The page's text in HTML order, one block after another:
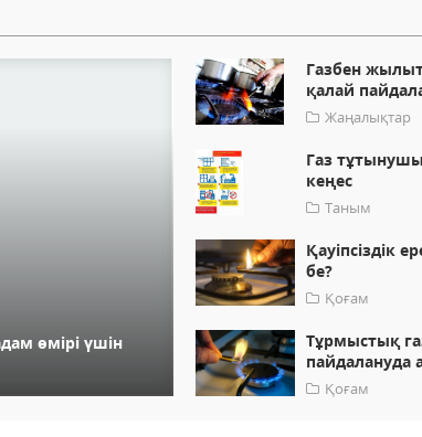
өмірі үшін
Газбен
қалай
Жаңалықтар
Газ
кеңес
Таным
Қауіпсіздік
бе?
Қоғам
Тұрмыстық
пайдалануда
Қоғам